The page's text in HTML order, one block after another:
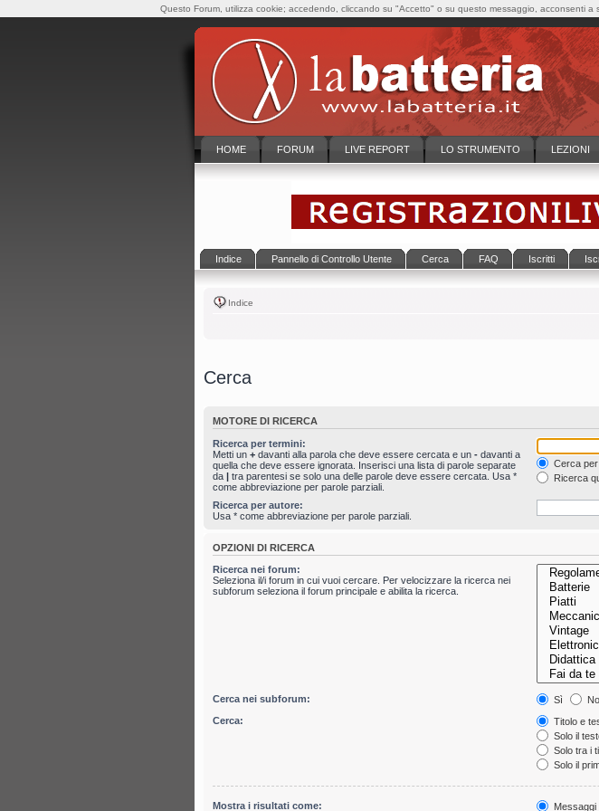
HOME FORUM LIVE REPORT LO STRUMENTO LEZIONI
Indice Pannello di Controllo Utente Cerca FAQ Iscritti
Indice
Cerca
MOTORE DI RICERCA
Ricerca per termini:
Metti un + davanti alla parola che deve essere cercata e un - davanti a
quella che deve essere ignorata. Inserisci una lista di parole separate
da | tra parentesi se solo una delle parole deve essere cercata. Usa *
come abbreviazione per parole parziali.
Cerca
Ricerca
Ricerca per autore:
Usa * come abbreviazione per parole parziali.
OPZIONI DI RICERCA
Ricerca nei forum:
Seleziona il/i forum in cui vuoi cercare. Per velocizzare la ricerca nei
subforum seleziona il forum principale e abilita la ricerca.
Cerca nei subforum: Sì
No
Cerca:
Titolo e
Solo il
Solo tra i
Solo il
Mostra i risultati come: Messaggi
Questo Forum, utilizza cookie; accedendo, cliccando su "Accetto" o su questo messaggio, acconsenti